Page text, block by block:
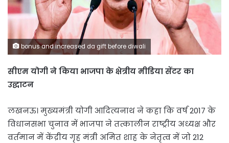
bonus and increased da gift before diwali
सीएम योगी ने किया भाजपा के क्षेत्रीय मीडिया सेंटर का
उद्घाटन
लखनऊ। मुख्यमंत्री योगी आदित्यनाथ ने कहा कि वर्ष 2017 के
विधानसभा चुनाव में भाजपा ने तत्कालीन राष्ट्रीय अध्यक्ष और
वर्तमान में केंद्रीय गृह मंत्री अमित शाह के नेतृत्व में जो 212